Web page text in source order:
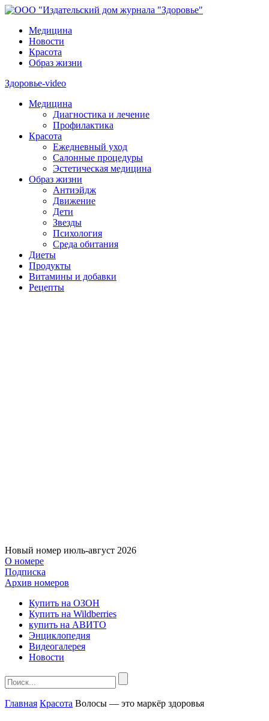
Медицина
Новости
Красота
Образ жизни
Здоровье-video
Медицина
Диагностика и лечение
Профилактика
Красота
Ежедневный уход
Салонные процедуры
Эстетическая медицина
Образ жизни
Антиэйдж
Движение
Дети
Звезды
Психология
Среда обитания
Диеты
Продукты
Витамины и добавки
Рецепты
Новый номер июль-август 2026
О номере
Подписка
Архив номеров
Купить на ОЗОН
Купить на Wildberries
купить на АВИТО
Энциклопедия
Видеогалерея
Новости
Главная Красота Волосы — это маркёр здоровья